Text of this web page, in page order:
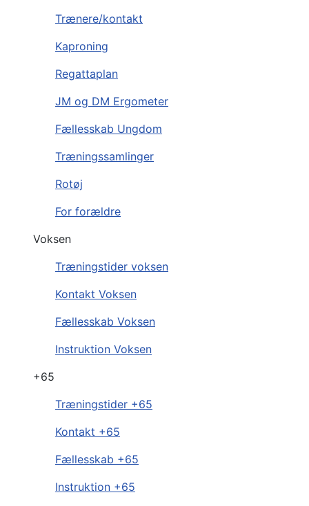
Trænere/kontakt
Kaproning
Regattaplan
JM og DM Ergometer
Fællesskab Ungdom
Træningssamlinger
Rotøj
For forældre
Voksen
Træningstider voksen
Kontakt Voksen
Fællesskab Voksen
Instruktion Voksen
+65
Træningstider +65
Kontakt +65
Fællesskab +65
Instruktion +65